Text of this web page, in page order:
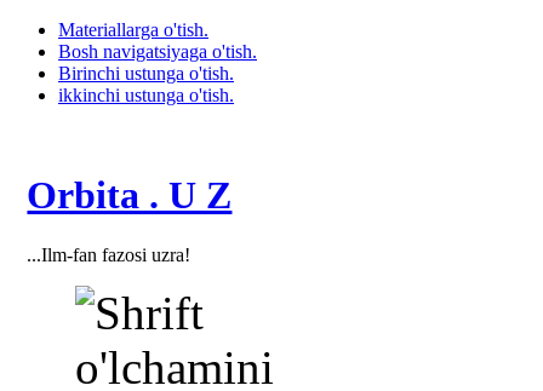
Materiallarga o'tish.
Bosh navigatsiyaga o'tish.
Birinchi ustunga o'tish.
ikkinchi ustunga o'tish.
Orbita . U Z
...Ilm-fan fazosi uzra!